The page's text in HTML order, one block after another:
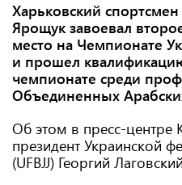
Харьковский спортсмен
Ярощук завоевал
место на Чемпионате
и прошел
чемпионате среди
Объединенных
Об этом в пресс-центре
президент Украинской
(UFBJJ) Георгий